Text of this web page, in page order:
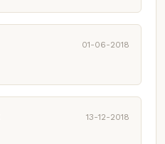
01-06-2018
13-12-2018